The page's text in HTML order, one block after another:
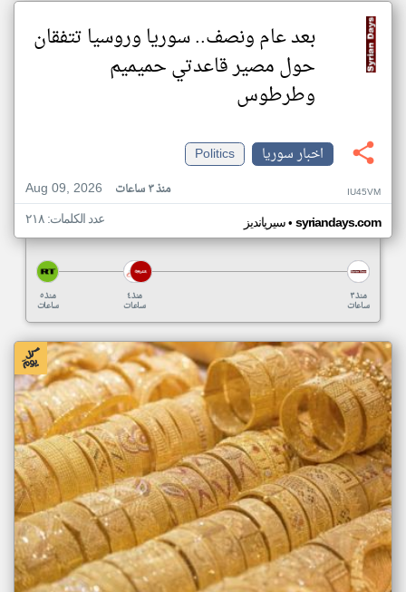
بعد عام ونصف.. سوريا وروسيا تتفقان
حول مصير قاعدتي حميميم
وطرطوس
اخبار سوريا
Politics
Aug 09, 2026
منذ ٣ ساعات IU45VM
سيريانديز• syriandays.com عدد الكلمات: ٢١٨
منذ ٥
ساعات
منذ ٤
ساعات
منذ ٣
ساعات